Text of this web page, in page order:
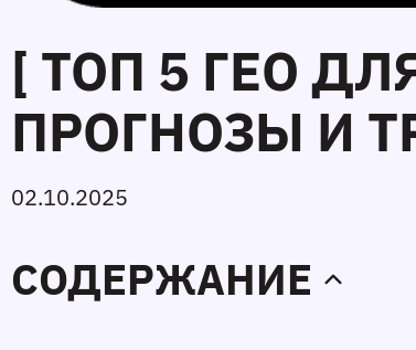
[ TOП 5 ГЕО
ПРОГНОЗЫ И
02.10.2025
СОДЕРЖАНИЕ